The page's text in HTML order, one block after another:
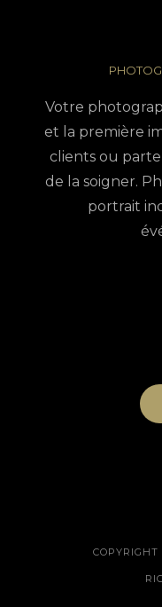
Votre
et la première
clients ou
de la soigner.
portrait
COPYRIGHT